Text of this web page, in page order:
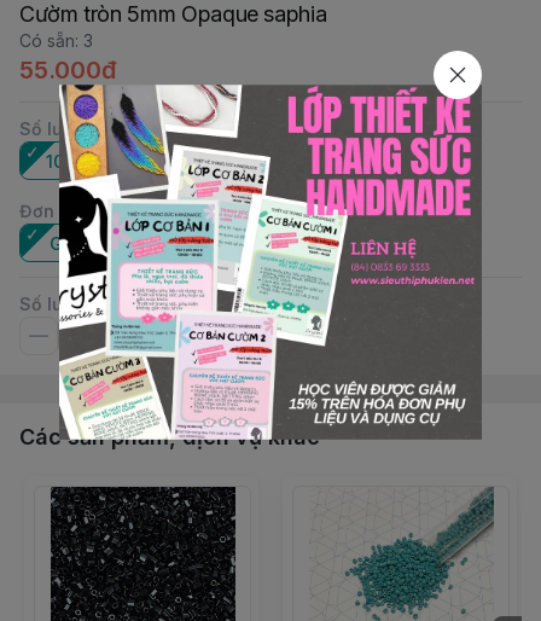
Cườm tròn 5mm Opaque saphia
Có sẵn: 3
55.000đ
Số lượng:
10Gr
Đơn vị
Gói
Số lượng
Các sản phẩm, dịch vụ khác